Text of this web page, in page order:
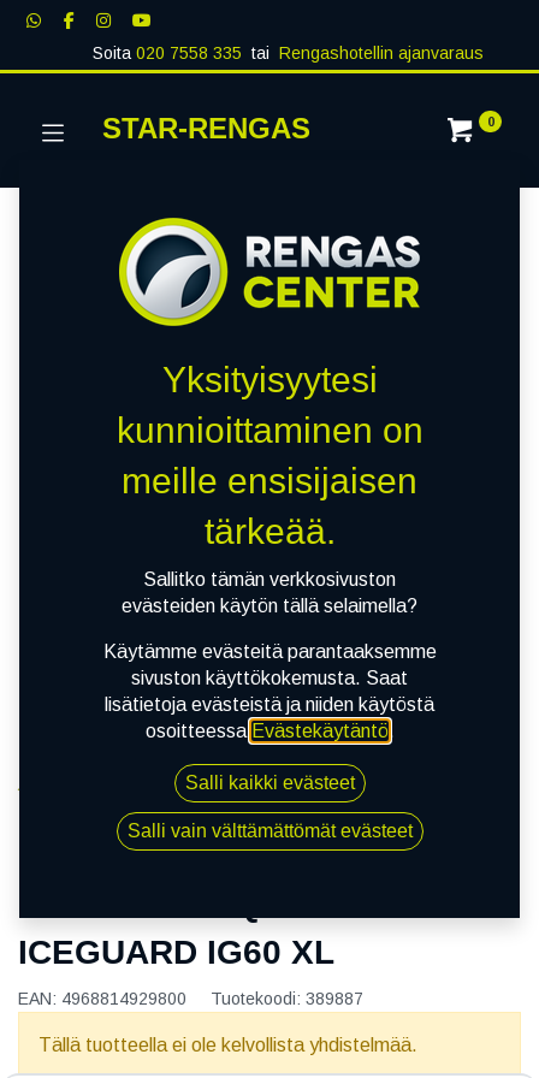
Soita020 7558 335 tai Rengashotellin ajanvaraus
STAR-RENGAS 0
165/60R15 77Q YOKOHAMA ICEGUARD IG60 XL
ICEGUARD IG60 XL
EAN: 4968814929800 Tuotekoodi: 389887
Tällä tuotteella ei ole kelvollista yhdistelmää.
Yksityisyytesi
kunnioittaminen on
meille ensisijaisen
tärkeää.
Sallitko tämän verkkosivuston
evästeiden käytön tällä selaimella?
Käytämme evästeitä parantaaksemme
sivuston käyttökokemusta. Saat
lisätietoja evästeistä ja niiden käytöstä
osoitteessa Evästekäytäntö.
Salli kaikki evästeet
Salli vain välttämättömät evästeet